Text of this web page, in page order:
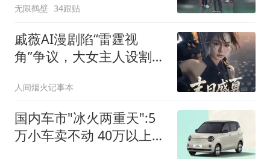
无限鹤壁 34跟贴
戚薇AI漫剧陷“雷霆视
角”争议，大女主人设割
人间烟火记事本
国内车市"冰火两重天":5
万小车卖不动 40万以上的